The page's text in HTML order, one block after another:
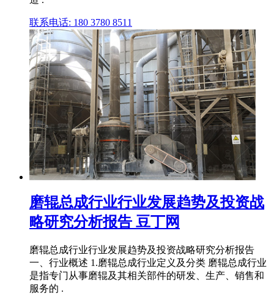
联系电话: 180 3780 8511
磨辊总成行业行业发展趋势及投资战
略研究分析报告 豆丁网
磨辊总成行业行业发展趋势及投资战略研究分析报告
一、行业概述 1.磨辊总成行业定义及分类 磨辊总成行业
是指专门从事磨辊及其相关部件的研发、生产、销售和
服务的 .